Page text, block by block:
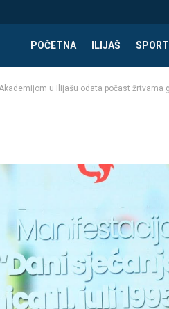
POČETNA ILIJAŠ SPORT
u Ilijašu odata počast žrtvama